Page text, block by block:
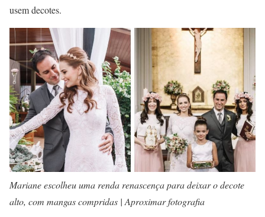
usem decotes.
Mariane escolheu uma renda renascença para deixar o decote
alto, com mangas compridas | Aproximar fotografia